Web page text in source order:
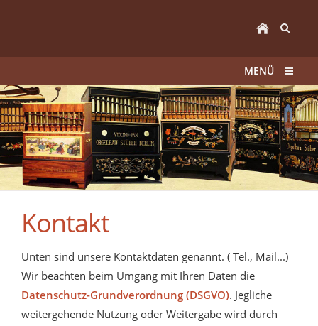
MENÜ
Kontakt
Unten sind unsere Kontaktdaten genannt. ( Tel., Mail...)
Wir beachten beim Umgang mit Ihren Daten die
Datenschutz-Grundverordnung (DSGVO). Jegliche
weitergehende Nutzung oder Weitergabe wird durch